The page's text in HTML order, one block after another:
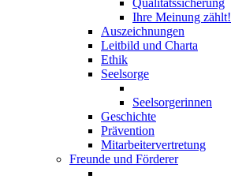
Ihre Meinung zählt!
Auszeichnungen
Leitbild und Charta
Ethik
Seelsorge
Seelsorgerinnen
Geschichte
Prävention
Mitarbeitervertretung
Freunde und Förderer